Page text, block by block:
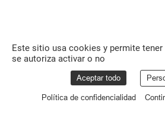
Este sitio usa cookies y permite
se autoriza activar o no
Aceptar todo
Política de confidencialidad